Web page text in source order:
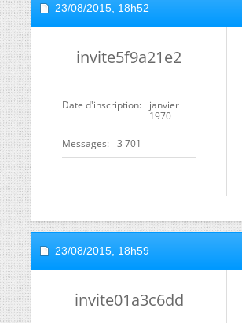
23/08/2015, 18h52
invite5f9a21e2
Date d'inscription
janvier
1970
Messages 3 701
23/08/2015, 18h59
invite01a3c6dd